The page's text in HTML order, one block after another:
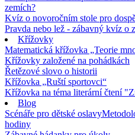
zemích?
Kvíz o novoročním stole pro
Pravda nebo lež - zábavný kvíz o
Křížovky
Matematická křížovka „Teorie
Křížovky založené na pohádkách
Řetězové slovo o historii
Křížovka „Ruští sportovci“
Křížovka na téma literární čtení
Blog
Scénáře pro dětské oslavy
hodiny